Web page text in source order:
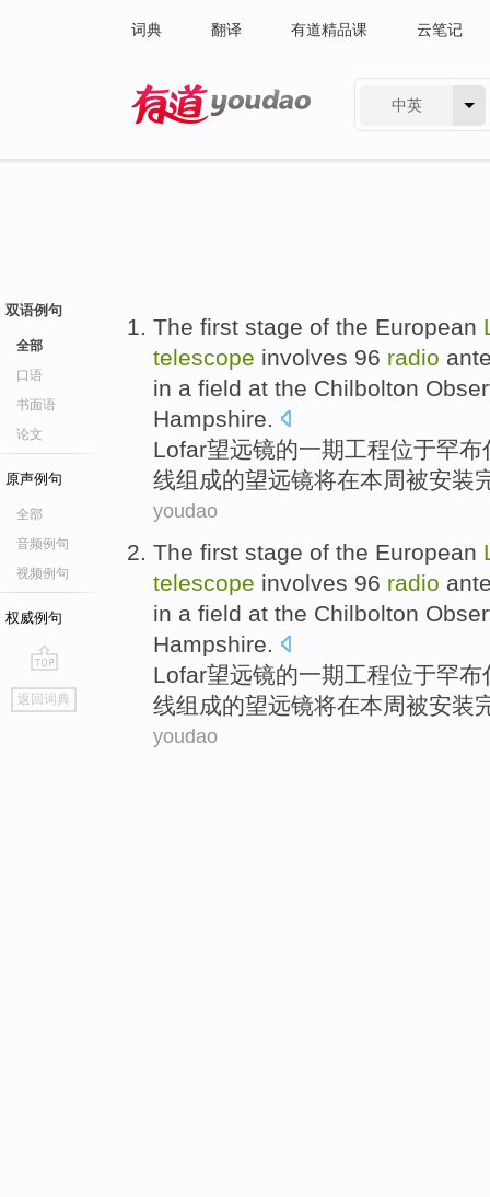
词典 翻译 有道精品课 云笔记
中英
双语例句
全部
口语
书面语
论文
原声例句
全部
音频例句
视频例句
权威例句
go
top
返回词典
The first stage of the European
telescope involves 96 radio
in a field at the Chilbolton
Hampshire.
Lofar望远镜的一期工程位于罕布
线组成的望远镜将在本周被安装
youdao
The first stage of the European
telescope involves 96 radio
in a field at the Chilbolton
Hampshire.
Lofar望远镜的一期工程位于罕布
线组成的望远镜将在本周被安装
youdao